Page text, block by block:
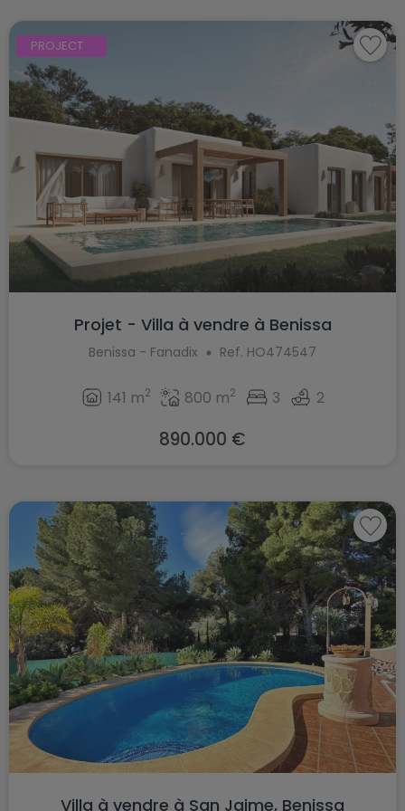
PROJECT
Projet - Villa à vendre à Benissa
Benissa - Fanadix Ref. HO474547
141 m2 800 m2 3 2
890.000 €
Villa à vendre à San Jaime, Benissa